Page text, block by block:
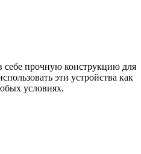
себе прочную конструкцию для
эти устройства как
условиях.